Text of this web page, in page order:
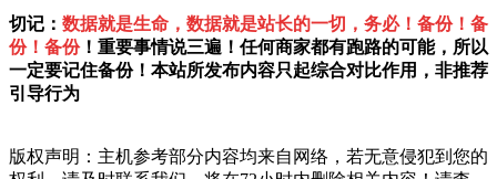
切记： 数据就是生命，数据就是站长的一切，务必！备份！备
份！备份！重要事情说三遍！任何商家都有跑路的可能，所以
一定要记住备份！本站所发布内容只起综合对比作用，非推荐
引导行为
版权声明：主机参考部分内容均来自网络，若无意侵犯到您的